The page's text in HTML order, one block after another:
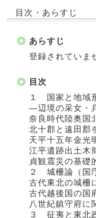
目次・あらすじ
あらすじ
登録されていま
目次
１ 国家と地域
―辺境の采女・
奈良時代陸奥国
北十郡と遠田郡
天平十五年金光
江平遺跡出土木
貞観震災の基礎
２ 城柵論（国
古代東北の城柵
古代越後国の国
八世紀鎮守府に
３ 征夷と東北